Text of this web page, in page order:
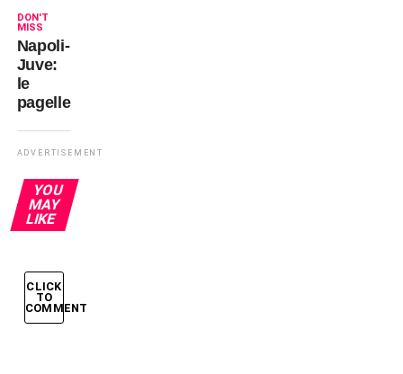
DON'T
MISS
Napoli-
Juve:
le
pagelle
ADVERTISEMENT
YOU
MAY
LIKE
CLICK
TO
COMMENT